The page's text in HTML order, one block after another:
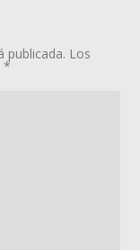
publicada. Los
*